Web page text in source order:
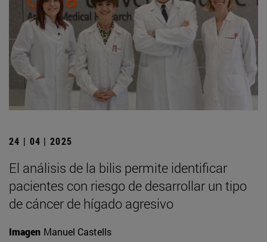
24 | 04 | 2025
El análisis de la bilis permite identificar
pacientes con riesgo de desarrollar un tipo
de cáncer de hígado agresivo
Imagen Manuel Castells